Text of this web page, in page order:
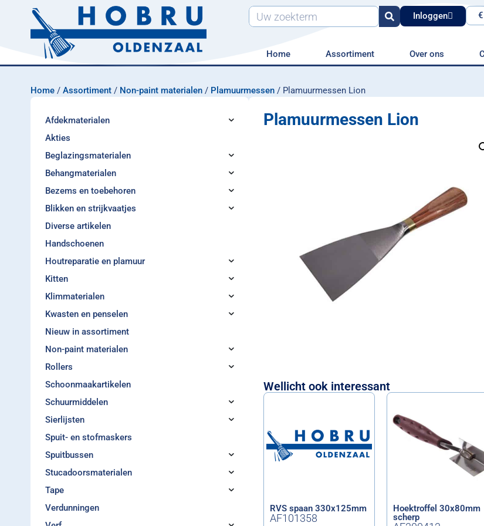
Inloggen €
Home Assortiment Over ons
Home / Assortiment / Non-paint materialen / Plamuurmessen / Plamuurmessen Lion
Afdekmaterialen
Akties
Beglazingsmaterialen
Behangmaterialen
Bezems en toebehoren
Blikken en strijkvaatjes
Diverse artikelen
Handschoenen
Houtreparatie en plamuur
Kitten
Klimmaterialen
Kwasten en penselen
Nieuw in assortiment
Non-paint materialen
Rollers
Schoonmaakartikelen
Schuurmiddelen
Sierlijsten
Spuit- en stofmaskers
Spuitbussen
Stucadoorsmaterialen
Tape
Verdunningen
Plamuurmessen Lion
Wellicht ook interessant
RVS spaan 330x125mm
AF101358
Hoektroffel 30x80mm
scherp